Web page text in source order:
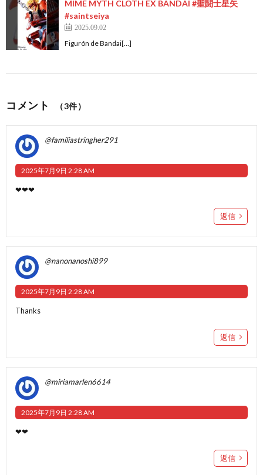
MIME MYTH CLOTH EX BANDAI #聖闘士星矢
#saintseiya
2025.09.02
Figurón de Bandai[…]
コメント （3件）
@familiastringher291
2025年7月9日 2:28 AM
❤❤❤
返信
@nanonanoshi899
2025年7月9日 2:28 AM
Thanks
返信
@miriamarlen6614
2025年7月9日 2:28 AM
❤❤
返信